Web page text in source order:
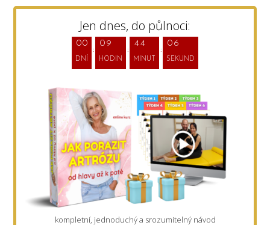
Jen dnes, do půlnoci:
0 0
DNÍ
0 9
HODIN
4 4
MINUT
0 5
SEKUND
kompletní, jednoduchý a srozumitelný návod